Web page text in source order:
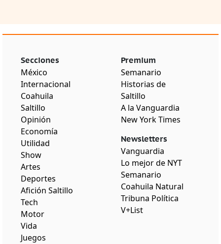
Secciones
México
Internacional
Coahuila
Saltillo
Opinión
Economía
Utilidad
Show
Artes
Deportes
Afición Saltillo
Tech
Motor
Vida
Juegos
Premium
Semanario
Historias de
Saltillo
A la Vanguardia
New York Times
Newsletters
Vanguardia
Lo mejor de NYT
Semanario
Coahuila Natural
Tribuna Política
V+List